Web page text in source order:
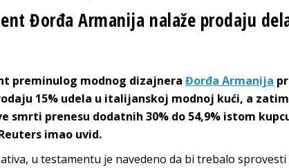
Đorđa Armanija nalaže prodaju
preminulog modnog dizajnera Đorđa Armanija
15% udela u italijanskoj modnoj kući, a
smrti prenesu dodatnih 30% do 54,9% istom
imao uvid.
u testamentu je navedeno da bi trebalo